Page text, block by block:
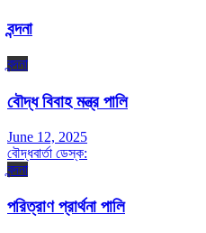
বন্দনা
বন্দনা
বৌদ্ধ বিবাহ মন্ত্র পালি
June 12, 2025
বৌদ্ধবার্তা ডেস্ক:
বন্দনা
পরিত্রাণ প্রার্থনা পালি